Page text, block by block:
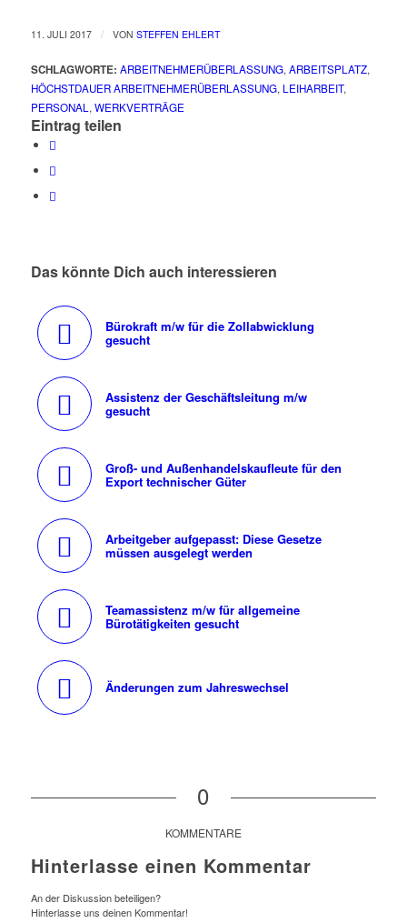
11. JULI 2017 / VON STEFFEN EHLERT
SCHLAGWORTE: ARBEITNEHMERÜBERLASSUNG,ARBEITSPLATZ,
HÖCHSTDAUER ARBEITNEHMERÜBERLASSUNG, LEIHARBEIT,
PERSONAL,WERKVERTRÄGE
Eintrag teilen
Das könnte Dich auch interessieren
Bürokraft m/w für die Zollabwicklung
gesucht
Assistenz der Geschäftsleitung m/w
gesucht
Groß- und Außenhandelskaufleute für den
Export technischer Güter
Arbeitgeber aufgepasst: Diese Gesetze
müssen ausgelegt werden
Teamassistenz m/w für allgemeine
Bürotätigkeiten gesucht
Änderungen zum Jahreswechsel
0
KOMMENTARE
Hinterlasse einen Kommentar
An der Diskussion beteiligen?
Hinterlasse uns deinen Kommentar!